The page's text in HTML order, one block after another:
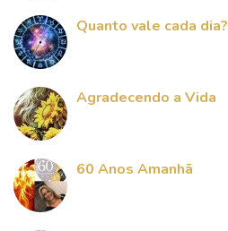
Quanto vale cada dia?
Agradecendo a Vida
60 Anos Amanhã